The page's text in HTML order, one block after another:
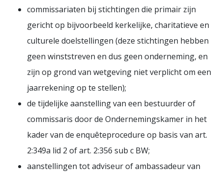
commissariaten bij stichtingen die primair zijn
gericht op bijvoorbeeld kerkelijke, charitatieve en
culturele doelstellingen (deze stichtingen hebben
geen winststreven en dus geen onderneming, en
zijn op grond van wetgeving niet verplicht om een
jaarrekening op te stellen);
de tijdelijke aanstelling van een bestuurder of
commissaris door de Ondernemingskamer in het
kader van de enquêteprocedure op basis van art.
2:349a lid 2 of art. 2:356 sub c BW;
aanstellingen tot adviseur of ambassadeur van